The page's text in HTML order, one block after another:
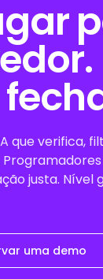
que verifica,
justa.
uma demo